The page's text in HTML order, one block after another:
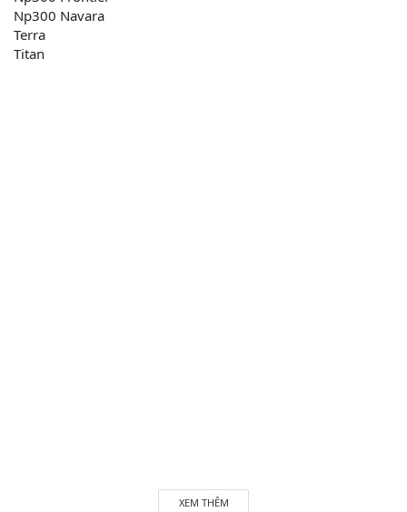
Np300 Navara
Terra
Titan
XEM THÊM